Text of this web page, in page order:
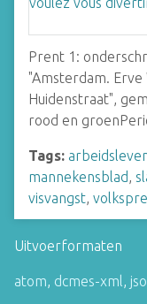
Prent 1:
"Amsterdam. Erve
Huidenstraat",
rood en
Tags:
mannekensblad,
visvangst,
Uitvoerformaten
atom, dcmes-xml,